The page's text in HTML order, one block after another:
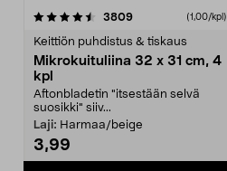
3809arvostelut (1,00/kpl)
Keittiön puhdistus & tiskaus
Mikrokuituliina 32 x 31 cm, 4
kpl
Aftonbladetin "itsestään selvä
suosikki" siiv...
Laji: Harmaa/beige
3,99
4.5viidestä